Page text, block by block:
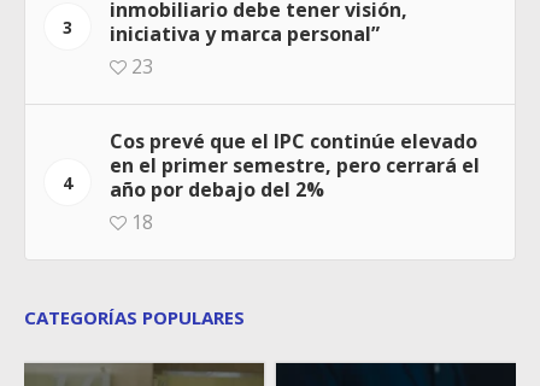
3
inmobiliario debe tener visión,
iniciativa y marca personal”
23
4
Cos prevé que el IPC continúe elevado
en el primer semestre, pero cerrará el
año por debajo del 2%
18
CATEGORÍAS POPULARES